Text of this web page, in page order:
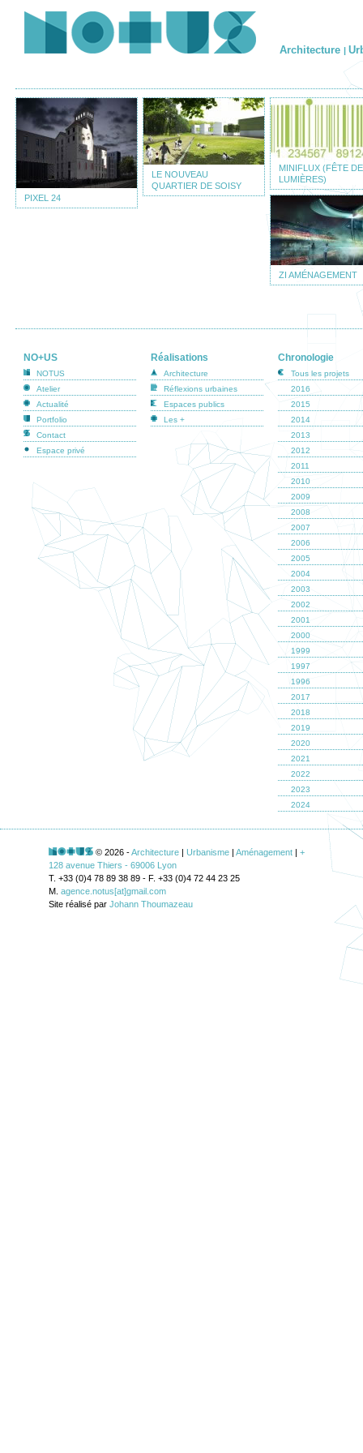
Architecture |
PIXEL 24
LE NOUVEAU
QUARTIER DE SOISY
MINIFLUX (FÊTE
LUMIÈRES)
ZI AMÉNAGEMENT
NO+US
NOTUS
Atelier
Actualité
Portfolio
Contact
Espace privé
Réalisations
Architecture
Réflexions urbaines
Espaces publics
Les +
Chronologie
Tous les projets
2016
2015
2014
2013
2012
2011
2010
2009
2008
2007
2006
2005
2004
2003
2002
2001
2000
1999
1997
1996
2017
2018
2019
2020
2021
2022
2023
2024
© 2026 -Architecture | Urbanisme | Aménagement | +
128 avenue Thiers - 69006 Lyon
T. +33 (0)4 78 89 38 89 - F. +33 (0)4 72 44 23 25
M. agence.notus[at]gmail.com
Site réalisé par Johann Thoumazeau